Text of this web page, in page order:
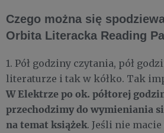
Czego można się
Orbita Literacka Reading
1. Pół godziny czytania, pół
literaturze i tak w kółko. Tak
W Elektrze po ok. półtorej
przechodzimy do wymieniania
na temat książek. Jeśli nie